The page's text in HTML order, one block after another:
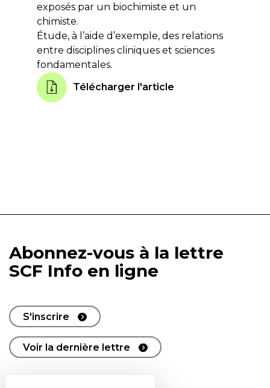
exposés par un biochimiste et un
chimiste.
Étude, à l’aide d’exemple, des relations
entre disciplines cliniques et sciences
fondamentales.
Télécharger l'article
Abonnez-vous à la lettre
SCF Info en ligne
S'inscrire
Voir la dernière lettre